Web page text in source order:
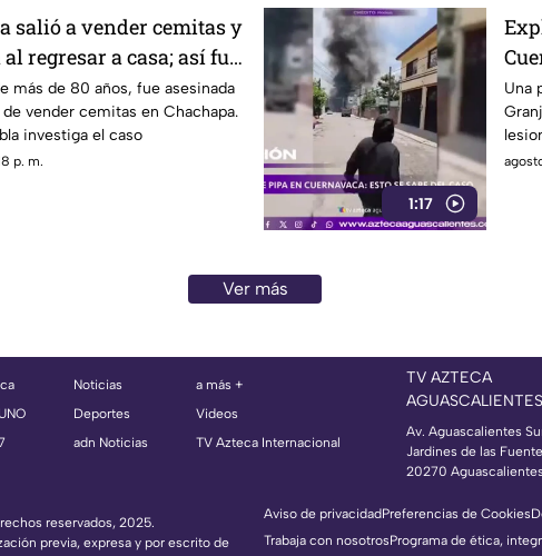
salió a vender cemitas y
regresar a casa; así fue
más de 80 años, fue asesinada
vender cemitas en Chachapa.
investiga el caso
p. m.
1:17
Una
Ver más
Noticias
Deportes
adn Noticias
a más +
Videos
TV Azteca Internacional
TV AZTECA
AGUASCALIENTES
Av. Aguascalientes
Jardines de las
20270
reservados, 2025.
previa, expresa y por escrito de
Aviso de privacidadPreferencias de Cookies
Trabaja con nosotrosPrograma de ética,